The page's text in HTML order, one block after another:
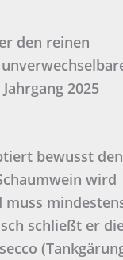
den reinen
2025
bewusst den
wird
schließt er